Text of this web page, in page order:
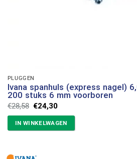
PLUGGEN
Ivana spanhuls (express nagel)
200 stuks 6 mm voorboren
€28,58 Oorspronkelijke
prijs
was:
€28,58.
€24,30Huidige
is:
€24,30.
IN WINKELWAGEN